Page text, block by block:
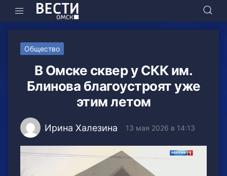
Общество
В Омске сквер у СКК им.
Блинова благоустроят уже
этим летом
Ирина Халезина 13 мая 2026 в 14:13